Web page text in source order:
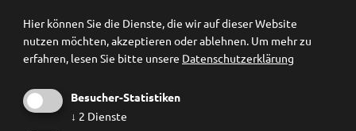
Newsletter Anmeldung
Hier können Sie die Dienste, die wir auf dieser Website
nutzen möchten, akzeptieren oder ablehnen. Um mehr zu
erfahren, lesen Sie bitte unsere Datenschutzerklärung
Besucher-Statistiken
↓ 2 Dienste